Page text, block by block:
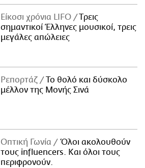
Είκοσι χρόνια LIFO
Tρεις
σημαντικοί Έλληνες μουσικοί, τρεις
μεγάλες απώλειες
Ρεπορτάζ
Το θολό και δύσκολο
μέλλον της Μονής Σινά
Οπτική Γωνία
Όλοι ακολουθούν
τους influencers. Και όλοι τους
περιφρονούν.